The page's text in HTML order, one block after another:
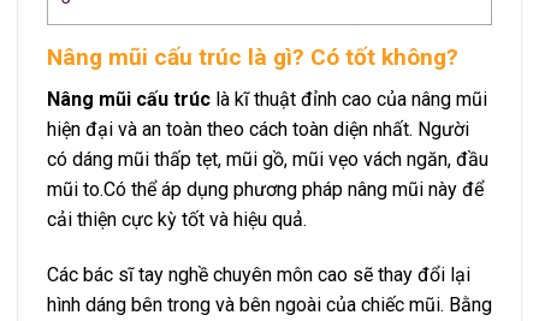
Nâng mũi cấu trúc là gì? Có tốt không?
Nâng mũi cấu trúc là kĩ thuật đỉnh cao của nâng mũi
hiện đại và an toàn theo cách toàn diện nhất. Người
có dáng mũi thấp tẹt, mũi gồ, mũi vẹo vách ngăn, đầu
mũi to.Có thể áp dụng phương pháp nâng mũi này để
cải thiện cực kỳ tốt và hiệu quả.
Các bác sĩ tay nghề chuyên môn cao sẽ thay đổi lại
hình dáng bên trong và bên ngoài của chiếc mũi. Bằng